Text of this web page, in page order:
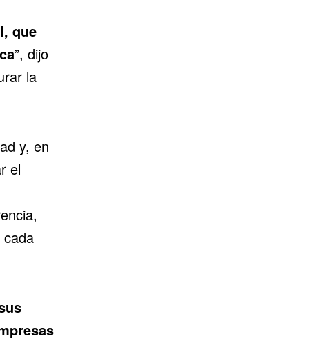
que
”, dijo
la
y, en
el